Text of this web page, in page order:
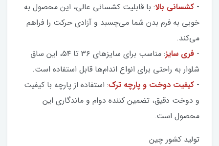
- کشسانی بالا: با قابلیت کشسانی عالی، این محصول به
خوبی به فرم بدن شما می‌چسبد و آزادی حرکت را فراهم
می‌کند.
- فری سایز
: مناسب برای سایزهای ۳۶ تا ۵۴، این ساق
شلوار به راحتی برای انواع اندام‌ها قابل استفاده است.
- کیفیت دوخت و پارچه ترک: استفاده از پارچه با کیفیت
و دوخت دقیق، تضمین کننده دوام و ماندگاری این
محصول است.
تولید کشور چین